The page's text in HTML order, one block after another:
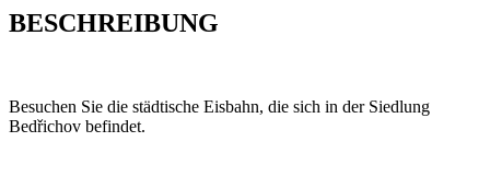
BESCHREIBUNG
Besuchen Sie die städtische Eisbahn, die sich in der Siedlung
Bedřichov befindet.